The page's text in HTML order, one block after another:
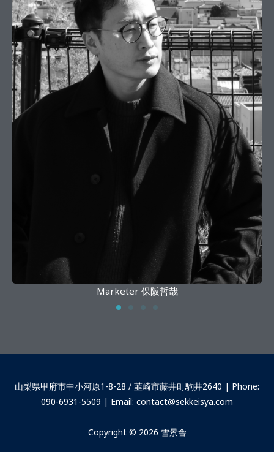
Marketer 保阪哲哉
山梨県甲府市中小河原1-8-28 / 韮崎市藤井町駒井2640 | Phone:
090-6931-5509 | Email: contact@sekkeisya.com
Copyright © 2026 雪景舎